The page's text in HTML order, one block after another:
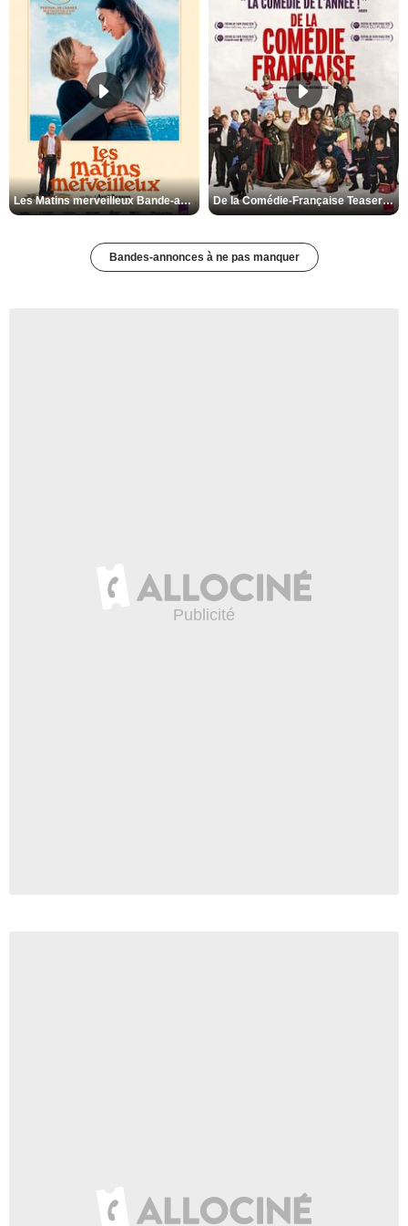
Les Matins merveilleux Bande-annonce VF De la Comédie-Française Teaser VF
Bandes-annonces à ne pas manquer